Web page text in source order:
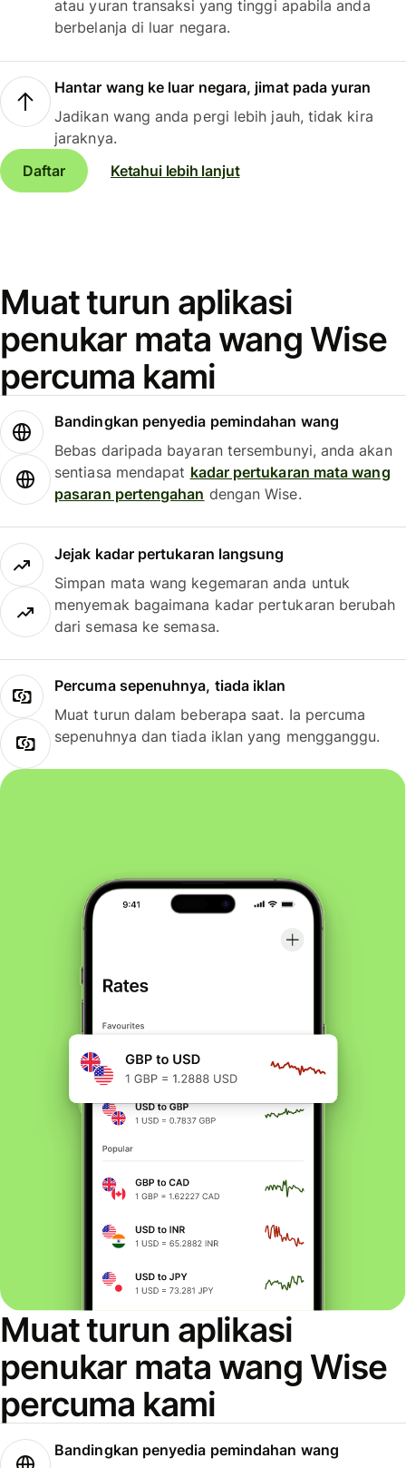
atau yuran transaksi yang tinggi apabila anda
berbelanja di luar negara.
Hantar wang ke luar negara, jimat pada yuran
Jadikan wang anda pergi lebih jauh, tidak kira
jaraknya.
Daftar
Ketahui lebih lanjut
Muat turun aplikasi
penukar mata wang Wise
percuma kami
Bandingkan penyedia pemindahan wang
Bebas daripada bayaran tersembunyi, anda akan
sentiasa mendapat kadar pertukaran mata wang
pasaran pertengahan dengan Wise.
Jejak kadar pertukaran langsung
Simpan mata wang kegemaran anda untuk
menyemak bagaimana kadar pertukaran berubah
dari semasa ke semasa.
Percuma sepenuhnya, tiada iklan
Muat turun dalam beberapa saat. Ia percuma
sepenuhnya dan tiada iklan yang mengganggu.
Muat turun aplikasi
penukar mata wang Wise
percuma kami
Bandingkan penyedia pemindahan wang